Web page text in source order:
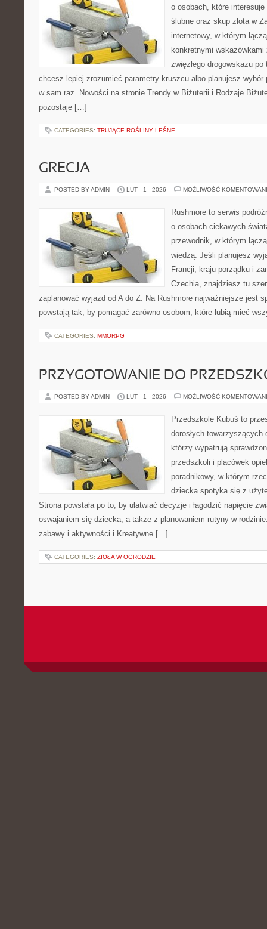
o osobach, które
ślubne oraz skup złota w
internetowy, w którym
konkretnymi
zwięzłego drogowskazu
chcesz lepiej zrozumieć parametry kruszcu albo planujesz
w sam raz. Nowości na stronie Trendy w Biżuterii i Rodzaje
pozostaje […]
CATEGORIES: TRUJĄCE ROŚLINY LEŚNE
GRECJA
POSTED BY ADMIN LUT - 1 - 2026 MOŻLIWOŚĆ
Rushmore to serwis
o osobach ciekawych
przewodnik, w którym
wiedzą. Jeśli planujesz
Francji, kraju porządku i
Czechia, znajdziesz tu
zaplanować wyjazd od A do Z. Na Rushmore najważniejsze jest
powstają tak, by pomagać zarówno osobom, które lubią mieć
CATEGORIES: MMORPG
PRZYGOTOWANIE DO
POSTED BY ADMIN LUT - 1 - 2026 MOŻLIWOŚĆ
Przedszkole Kubuś to
dorosłych
którzy wypatrują
przedszkoli i placówek
poradnikowy, w którym
dziecka spotyka się z
Strona powstała po to, by ułatwiać decyzje i łagodzić napięcie
oswajaniem się dziecka, a także z planowaniem rutyny w
zabawy i aktywności i Kreatywne […]
CATEGORIES: ZIOŁA W OGRODZIE